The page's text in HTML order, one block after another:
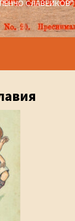
СЛАВЕЙКОВ"